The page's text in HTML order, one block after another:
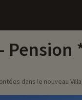
Pension
dans le nouveau